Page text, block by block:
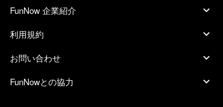
FunNow 企業紹介
利用規約
お問い合わせ
FunNowとの協力